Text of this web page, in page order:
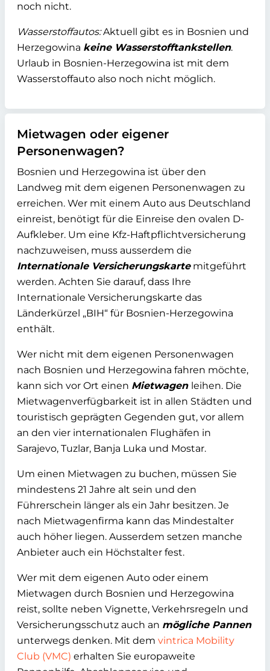
noch nicht.
Wasserstoffautos:Aktuell gibt es in Bosnien und
Herzegowina keine Wasserstofftankstellen.
Urlaub in Bosnien-Herzegowina ist mit dem
Wasserstoffauto also noch nicht möglich.
Mietwagen oder eigener
Personenwagen?
Bosnien und Herzegowina ist über den
Landweg mit dem eigenen Personenwagen zu
erreichen. Wer mit einem Auto aus Deutschland
einreist, benötigt für die Einreise den ovalen D-
Aufkleber. Um eine Kfz-Haftpflichtversicherung
nachzuweisen, muss ausserdem die
Internationale Versicherungskartemitgeführt
werden. Achten Sie darauf, dass Ihre
Internationale Versicherungskarte das
Länderkürzel „BIH“ für Bosnien-Herzegowina
enthält.
Wer nicht mit dem eigenen Personenwagen
nach Bosnien und Herzegowina fahren möchte,
kann sich vor Ort einen Mietwagen leihen. Die
Mietwagenverfügbarkeit ist in allen Städten und
touristisch geprägten Gegenden gut, vor allem
an den vier internationalen Flughäfen in
Sarajevo, Tuzlar, Banja Luka und Mostar.
Um einen Mietwagen zu buchen, müssen Sie
mindestens 21 Jahre alt sein und den
Führerschein länger als ein Jahr besitzen. Je
nach Mietwagenfirma kann das Mindestalter
auch höher liegen. Ausserdem setzen manche
Anbieter auch ein Höchstalter fest.
Wer mit dem eigenen Auto oder einem
Mietwagen durch Bosnien und Herzegowina
reist, sollte neben Vignette, Verkehrsregeln und
Versicherungsschutz auch an mögliche Pannen
unterwegs denken. Mit dem vintrica Mobility
Club (VMC) erhalten Sie europaweite